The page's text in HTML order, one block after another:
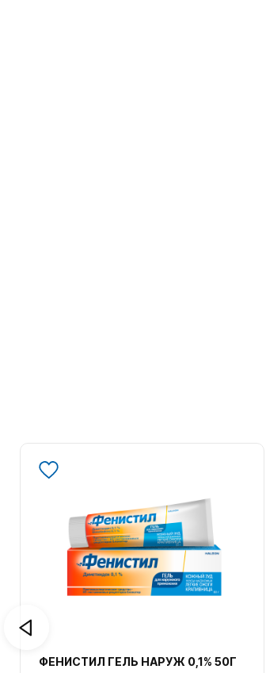
ФЕНИСТИЛ ГЕЛЬ НАРУЖ 0,1% 50Г